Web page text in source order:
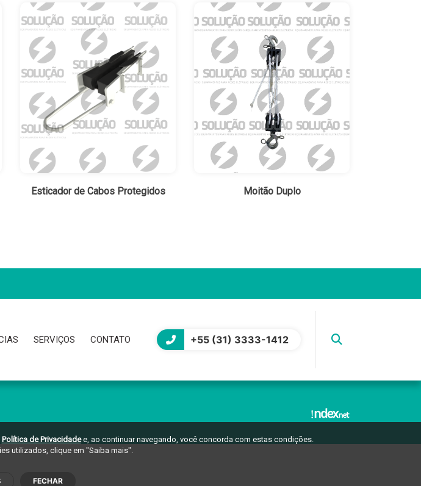
Esticador de Cabos Protegidos Moitão Duplo
SERVIÇOS CONTATO +55 (31) 3333-1412
Política de Privacidadee, ao continuar navegando, você concorda com estas condições.
utilizados, clique em "Saiba mais".
FECHAR